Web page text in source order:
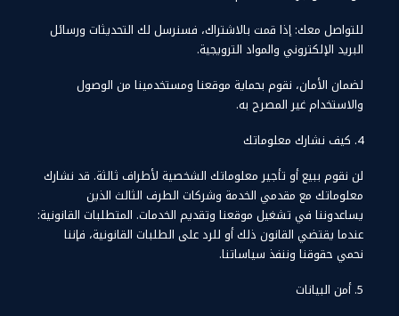
للتواصل معك: إذا قمت بالاشتراك، فسنرسل لك التحديثات ورسائل
البريد الإلكتروني والمواد الترويجية.
لضمان الأمان، نقوم بحماية موقعنا ومستخدمينا من الوصول
والاستخدام غير المصرح به.
4. كيف نشارك معلوماتك
لن نقوم ببيع أو تأجير معلوماتك الشخصية لأطراف ثالثة. قد نشارك
معلوماتك مع مقدمي الخدمة وشركات الطرف الثالث الذين
يساعدوننا في تشغيل موقعنا وتقديم الخدمات. المتطلبات القانونية:
عندما يقتضي القانون ذلك أو للرد على الطلبات القانونية، فإننا
نحمي حقوقنا وننفذ سياساتنا.
5. أمن البيانات